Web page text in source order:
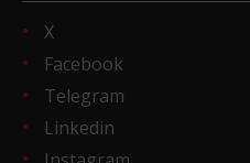
X
Facebook
Telegram
Linkedin